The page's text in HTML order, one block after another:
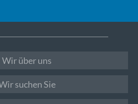
Wir über uns
suchen Sie